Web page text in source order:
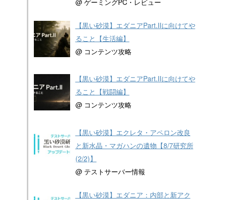
【黒い砂漠】エダニアPart.IIに向けてや
ること【生活編】
@ コンテンツ攻略
【黒い砂漠】エダニアPart.IIに向けてや
ること【戦闘編】
@ コンテンツ攻略
【黒い砂漠】エクレタ・アペロン改良
と新水晶・マガハンの遺物【8/7研究所
(2/2)】
@ テストサーバー情報
【黒い砂漠】エダニア：内部と新アク